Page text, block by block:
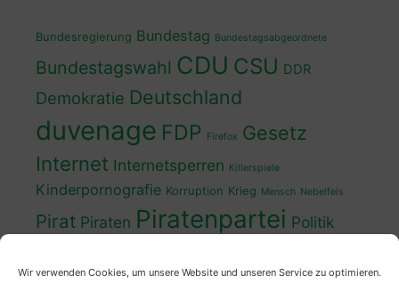
Wir verwenden Cookies, um unsere Website und unseren Service zu optimieren.
Bundesregierung Bundestag Bundestagsabgeordnete
Bundestagswahl CDU CSU DDR
Demokratie Deutschland
duvenage FDP Firefox Gesetz
Internet Internetsperren Killerspiele
Kinderpornografie Korruption Krieg Mensch Nebelfels
Pirat Piraten Piratenpartei Politik